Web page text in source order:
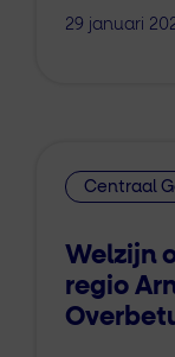
29 januari
Centraal
Welzijn
regio